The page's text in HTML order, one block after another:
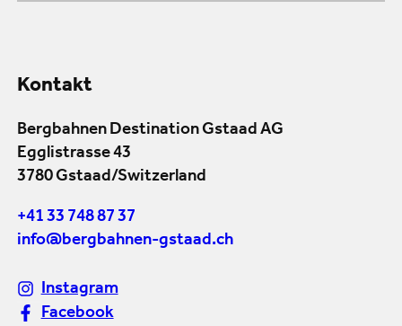
Kontakt
Bergbahnen Destination Gstaad AG
Egglistrasse 43
3780 Gstaad/Switzerland
+41 33 748 87 37
info@bergbahnen-gstaad.ch
Instagram
Facebook